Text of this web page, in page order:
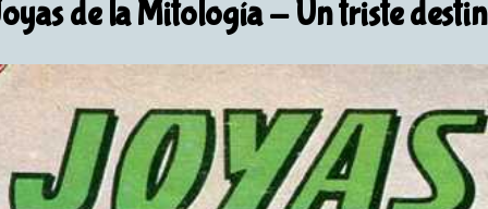
de la Mitología- Un triste